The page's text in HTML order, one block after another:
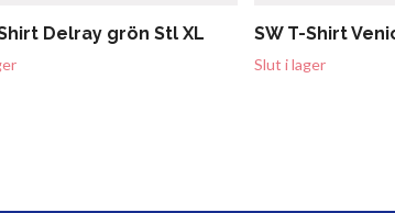
Delray grön Stl XL SW T-Shirt
Slut i lager